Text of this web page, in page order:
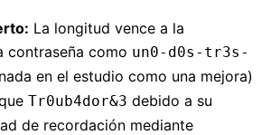
La longitud vence a la
contraseña como un0-d0s-tr3s-
en el estudio como una mejora)
Tr0ub4dor&3 debido a su
de recordación mediante